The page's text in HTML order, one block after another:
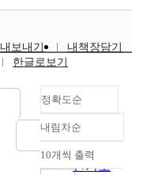
내보내기
내책장담기
한글로보기
정확도순
정확도
순
인기도
내림차순
내림차순
10개씩 출력